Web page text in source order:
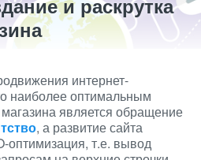
и раскрутка
интернет-
наиболее оптимальным
является обращение
, а развитие сайта
оптимизация, т.е. вывод